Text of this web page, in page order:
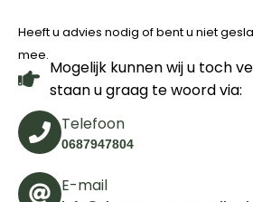
Heeft u advies nodig of bent u niet
mee.
Mogelijk kunnen wij u toch
staan u graag te woord via:
Telefoon
0687947804
E-mail